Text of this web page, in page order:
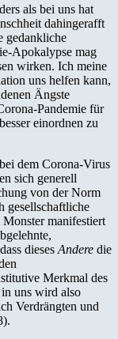
als bei uns hat
dahingerafft
gedankliche
Apokalypse mag
wirken. Ich meine
uns helfen kann,
Ängste
Pandemie für
einordnen zu
dem Corona-Virus
sich generell
von der Norm
gesellschaftliche
manifestiert
dieses Andere die
Merkmal des
uns wird also
Verdrängten und